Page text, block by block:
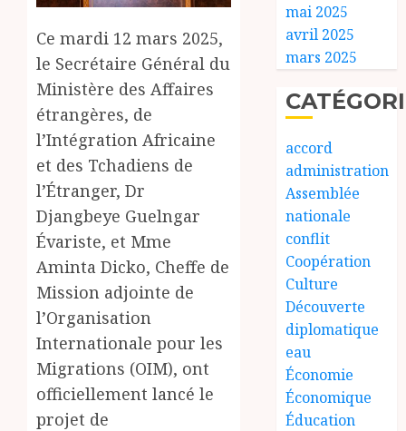
Ce mardi 12 mars 2025,
le Secrétaire Général du
Ministère des Affaires
étrangères, de
l’Intégration Africaine
et des Tchadiens de
l’Étranger, Dr
Djangbeye Guelngar
Évariste, et Mme
Aminta Dicko, Cheffe de
Mission adjointe de
l’Organisation
Internationale pour les
Migrations (OIM), ont
officiellement lancé le
projet de
mai 2025
avril 2025
mars 2025
accord
administration
Assemblée
nationale
conflit
Coopération
Culture
Découverte
diplomatique
eau
Économie
Économique
Éducation